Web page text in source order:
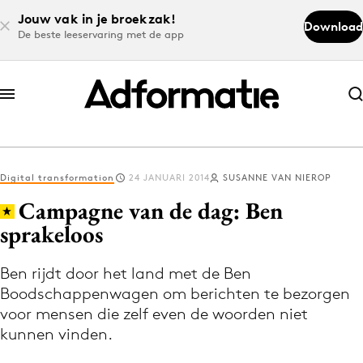
Jouw vak in je broekzak!
De beste leeservaring met de app
Download
Abonneer nu
Abonneer nu
Log in
Volg het laatste nieuws via de Adformatie
Nieuws app
Digital transformation 24 JANUARI 2014 SUSANNE VAN NIEROP
Campagne van de dag: Ben
sprakeloos
Ben rijdt door het land met de Ben
Boodschappenwagen om berichten te bezorgen
voor mensen die zelf even de woorden niet
kunnen vinden.